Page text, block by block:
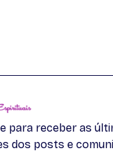
para receber as
dos posts e